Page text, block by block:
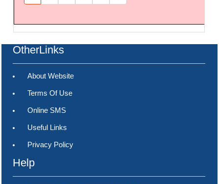
OtherLinks
About Website
Terms Of Use
Online SMS
Useful Links
Privacy Policy
Help